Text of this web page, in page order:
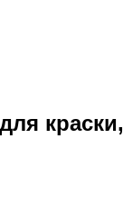
краски,